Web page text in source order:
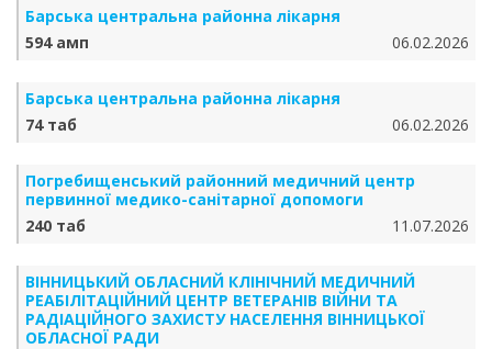
Барська центральна районна лікарня
594 амп
06.02.2026
Барська центральна районна лікарня
74 таб
06.02.2026
Погребищенський районний медичний центр
первинної медико-санітарної допомоги
240 таб
11.07.2026
ВІННИЦЬКИЙ ОБЛАСНИЙ КЛІНІЧНИЙ МЕДИЧНИЙ
РЕАБІЛІТАЦІЙНИЙ ЦЕНТР ВЕТЕРАНІВ ВІЙНИ ТА
РАДІАЦІЙНОГО ЗАХИСТУ НАСЕЛЕННЯ ВІННИЦЬКОЇ
ОБЛАСНОЇ РАДИ